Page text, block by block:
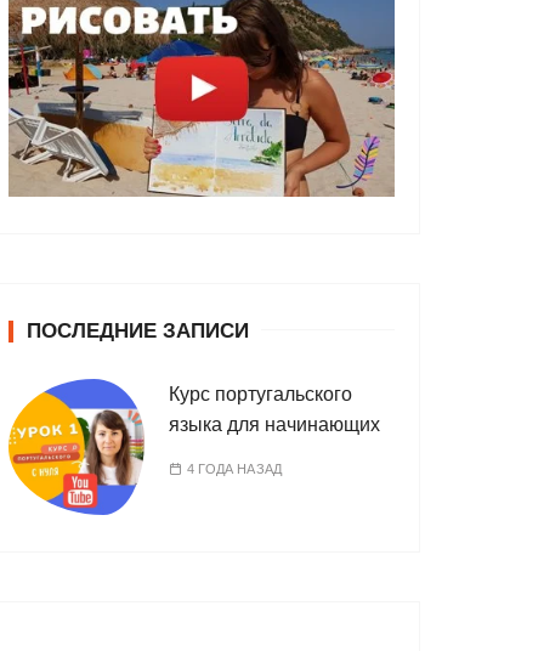
ПОСЛЕДНИЕ ЗАПИСИ
Курс португальского
языка для начинающих
4 ГОДА НАЗАД